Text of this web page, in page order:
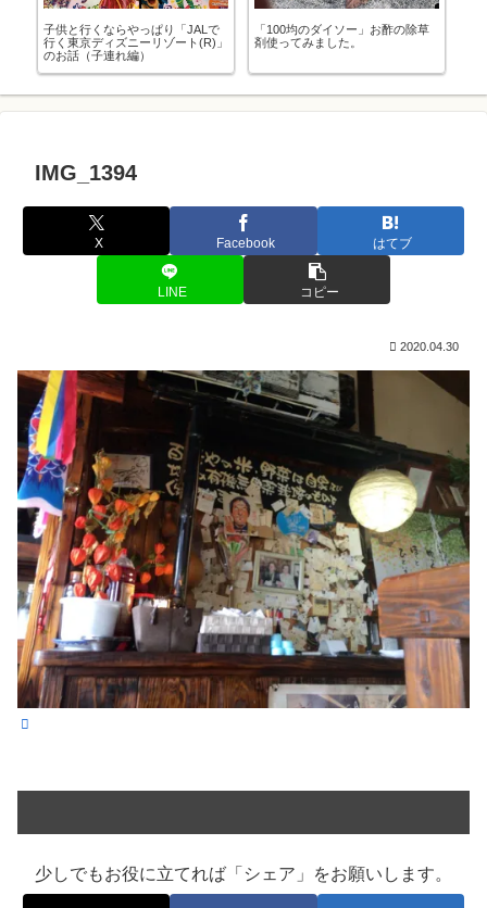
子供と行くならやっぱり「JALで
行く東京ディズニーリゾート(R)」
のお話（子連れ編）
「100均のダイソー」お酢の除草
剤使ってみました。
IMG_1394
X Facebook はてブ
LINE コピー
2020.04.30
少しでもお役に立てれば「シェア」をお願いします。